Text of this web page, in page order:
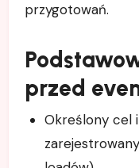
przygotowań.
przed
Określony cel